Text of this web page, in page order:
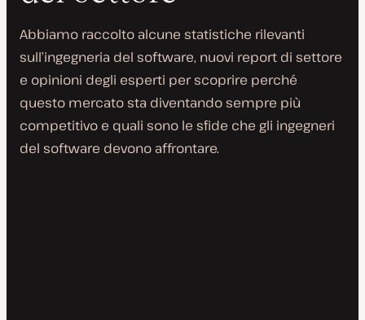
Abbiamo raccolto alcune statistiche rilevanti
sull’ingegneria del software, nuovi report di settore
e opinioni degli esperti per scoprire perché
questo mercato sta diventando sempre più
competitivo e quali sono le sfide che gli ingegneri
del software devono affrontare.